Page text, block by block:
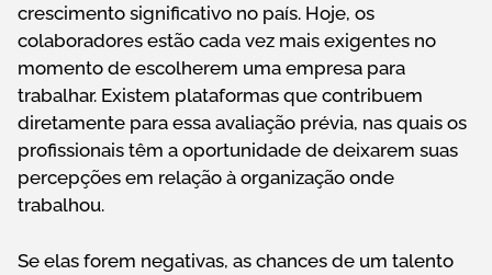
crescimento significativo no país. Hoje, os
colaboradores estão cada vez mais exigentes no
momento de escolherem uma empresa para
trabalhar. Existem plataformas que contribuem
diretamente para essa avaliação prévia, nas quais os
profissionais têm a oportunidade de deixarem suas
percepções em relação à organização onde
trabalhou.
Se elas forem negativas, as chances de um talento